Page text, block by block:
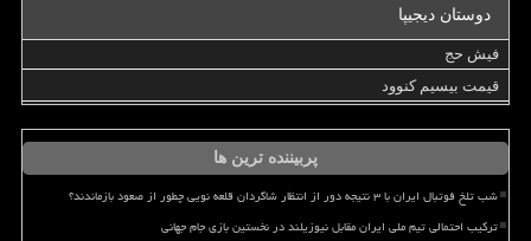
دوستان دیجیپا
فیش حج
قیمت بیسیم کنوود
پربیننده ترین ها
شب تلخ فوتبال ایران با ۳ نتیجه دور از انتظار شاگردان قلعه نویی چطور از صعود بازماندند؟
ترکیب احتمالی تیم ملی ایران مقابل نیوزیلند در نخستین بازی جام جهانی